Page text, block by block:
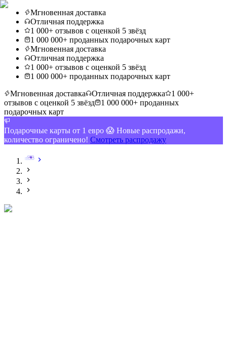
Мгновенная доставка
Отличная поддержка
1 000+ отзывов с оценкой 5 звёзд
1 000 000+ проданных подарочных карт
Мгновенная доставка
Отличная поддержка
1 000+ отзывов с оценкой 5 звёзд
1 000 000+ проданных подарочных карт
Мгновенная доставка
Отличная поддержка
1 000+
отзывов с оценкой 5 звёзд
1 000 000+ проданных
подарочных карт
Подарочные карты от 1 евро 😱 Новые распродажи,
количество ограничено! Смотреть распродажу